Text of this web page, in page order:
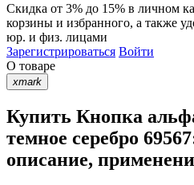
Скидка от 3% до 15% в личном
корзины и избранного, а также
юр. и физ. лицами
Зарегистрироваться Войти
О товаре
xmark
Купить Кнопка
темное серебро
описание,